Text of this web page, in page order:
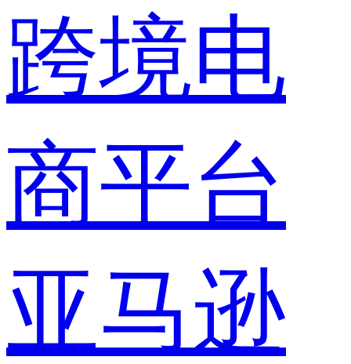
跨境电
商平台
亚马逊